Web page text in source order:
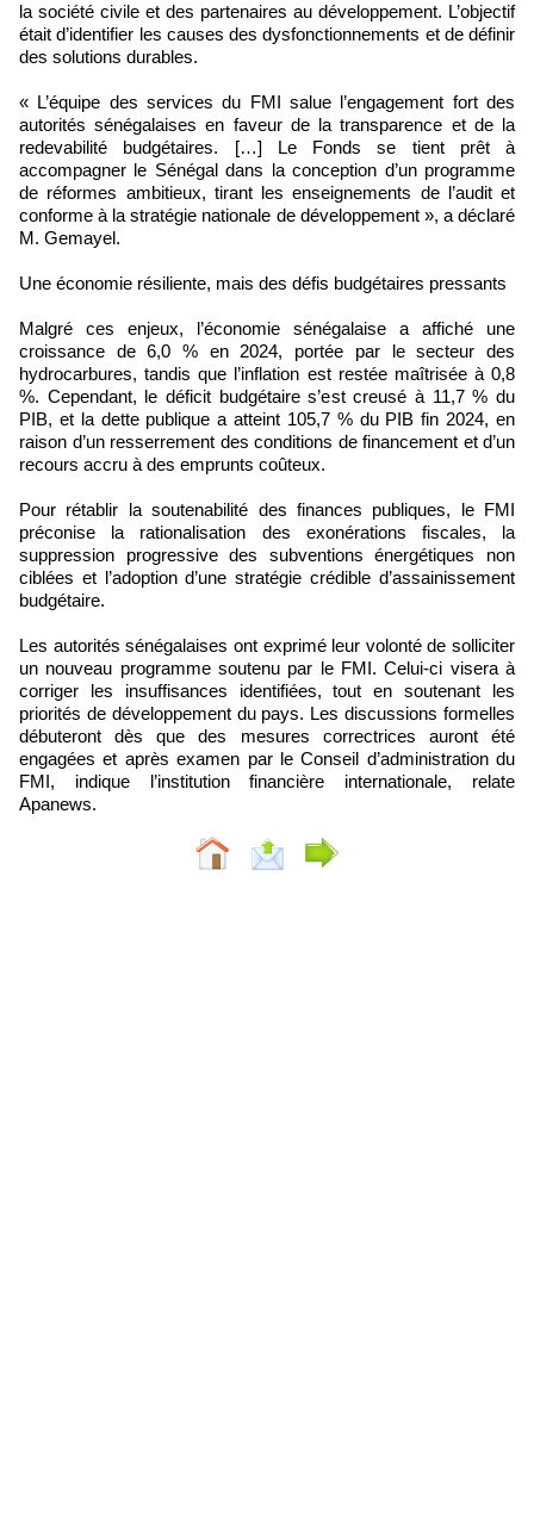
la société civile et des partenaires au développement. L’objectif
était d’identifier les causes des dysfonctionnements et de définir
des solutions durables.
« L’équipe des services du FMI salue l’engagement fort des
autorités sénégalaises en faveur de la transparence et de la
redevabilité budgétaires. […] Le Fonds se tient prêt à
accompagner le Sénégal dans la conception d’un programme
de réformes ambitieux, tirant les enseignements de l’audit et
conforme à la stratégie nationale de développement », a déclaré
M. Gemayel.
Une économie résiliente, mais des défis budgétaires pressants
Malgré ces enjeux, l’économie sénégalaise a affiché une
croissance de 6,0 % en 2024, portée par le secteur des
hydrocarbures, tandis que l’inflation est restée maîtrisée à 0,8
%. Cependant, le déficit budgétaire s’est creusé à 11,7 % du
PIB, et la dette publique a atteint 105,7 % du PIB fin 2024, en
raison d’un resserrement des conditions de financement et d’un
recours accru à des emprunts coûteux.
Pour rétablir la soutenabilité des finances publiques, le FMI
préconise la rationalisation des exonérations fiscales, la
suppression progressive des subventions énergétiques non
ciblées et l’adoption d’une stratégie crédible d’assainissement
budgétaire.
Les autorités sénégalaises ont exprimé leur volonté de solliciter
un nouveau programme soutenu par le FMI. Celui-ci visera à
corriger les insuffisances identifiées, tout en soutenant les
priorités de développement du pays. Les discussions formelles
débuteront dès que des mesures correctrices auront été
engagées et après examen par le Conseil d’administration du
FMI, indique l’institution financière internationale, relate
Apanews.